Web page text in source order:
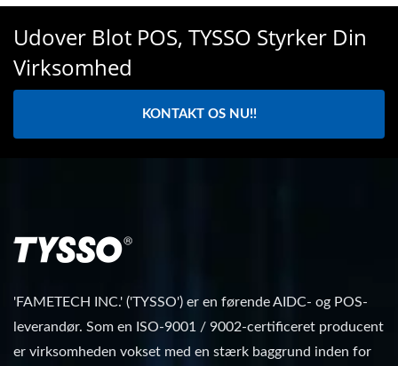
Udover Blot POS, TYSSO Styrker Din
Virksomhed
KONTAKT OS NU!!
'FAMETECH INC.' ('TYSSO') er en førende AIDC- og POS-
leverandør. Som en ISO-9001 / 9002-certificeret producent
er virksomheden vokset med en stærk baggrund inden for